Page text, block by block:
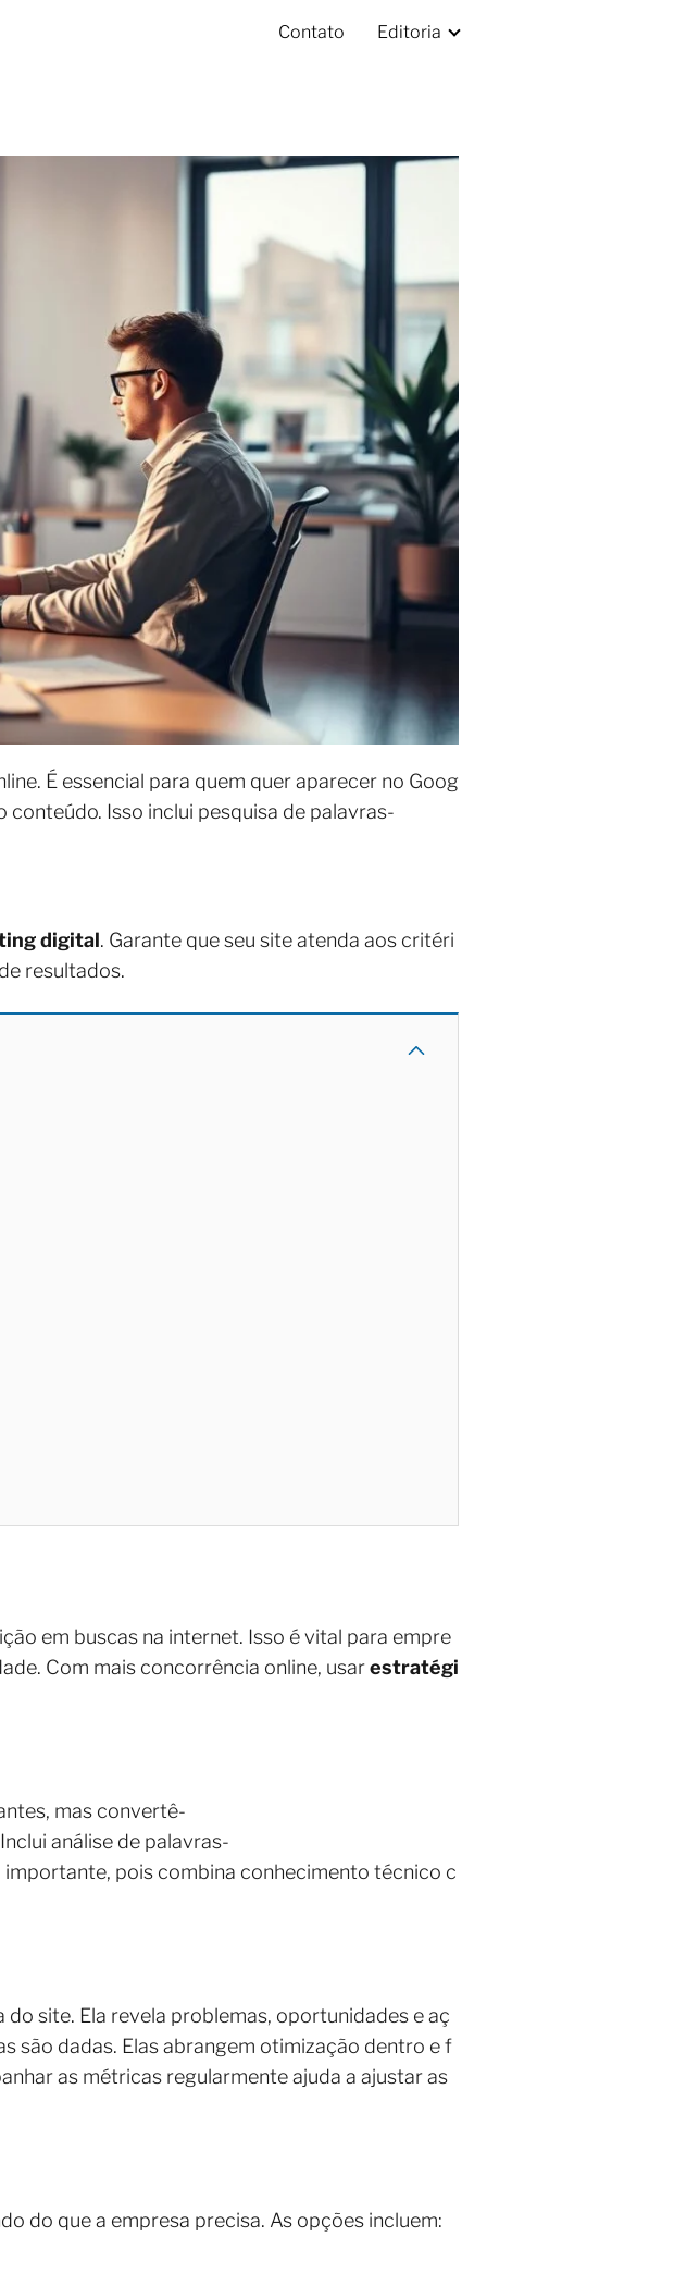
Contato Editoria
É essencial para quem quer aparecer no Goog
conteúdo. Isso inclui pesquisa de palavras-
digital. Garante que seu site atenda aos critéri
resultados.
em buscas na internet. Isso é vital para empre
Com mais concorrência online, usarestratégi
mas convertê-
análise de palavras-
importante, pois combina conhecimento técnico c
site. Ela revela problemas, oportunidades e aç
são dadas. Elas abrangem otimização dentro e f
as métricas regularmente ajuda a ajustar as
do que a empresa precisa. As opções incluem: